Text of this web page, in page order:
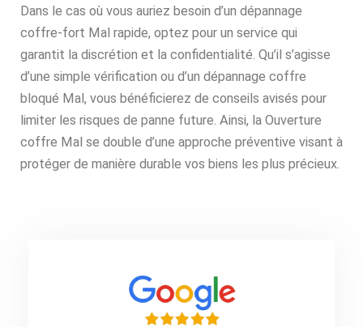
Dans le cas où vous auriez besoin d’un dépannage
coffre-fort Mal rapide, optez pour un service qui
garantit la discrétion et la confidentialité. Qu’il s’agisse
d’une simple vérification ou d’un dépannage coffre
bloqué Mal, vous bénéficierez de conseils avisés pour
limiter les risques de panne future. Ainsi, la Ouverture
coffre Mal se double d’une approche préventive visant à
protéger de manière durable vos biens les plus précieux.